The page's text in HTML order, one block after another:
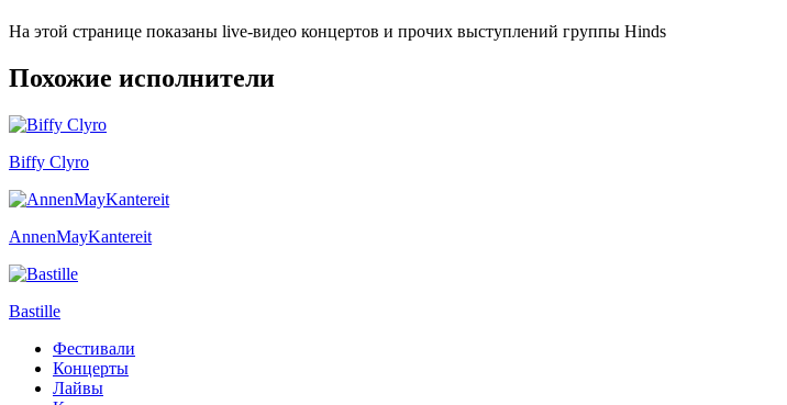
На этой странице показаны live-видео концертов и прочих выступлений группы Hinds
Похожие исполнители
Biffy Clyro
AnnenMayKantereit
Bastille
Фестивали
Концерты
Лайвы